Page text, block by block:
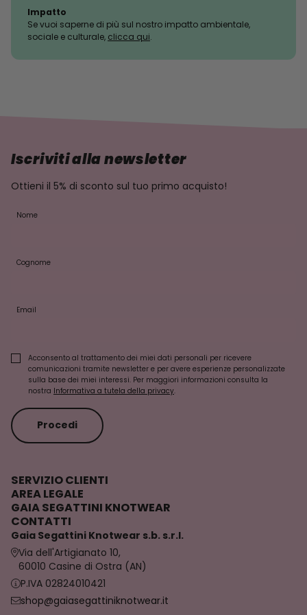
Impatto
Se vuoi saperne di più sul nostro impatto ambientale,
sociale e culturale, clicca qui.
Iscriviti alla newsletter
Ottieni il 5% di sconto sul tuo primo acquisto!
Nome
Cognome
Email
Acconsento al trattamento dei miei dati personali per ricevere
comunicazioni tramite newsletter e per avere esperienze personalizzate
sulla base dei miei interessi. Per maggiori informazioni consulta la
nostra Informativa a tutela della privacy.
Procedi
SERVIZIO CLIENTI
AREA LEGALE
GAIA SEGATTINI KNOTWEAR
CONTATTI
Gaia Segattini Knotwear s.b. s.r.l.
Via dell'Artigianato 10,
60010 Casine di Ostra (AN)
P.IVA 02824010421
shop@gaiasegattiniknotwear.it